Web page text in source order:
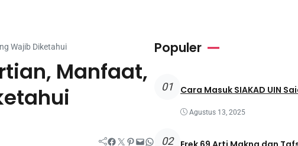
Wajib Diketahui
Manfaat,
Facebook Twitter Pinterest Mail WhatsApp
Populer
01 Cara Masuk SIAKAD UIN
Agustus 13, 2025
02